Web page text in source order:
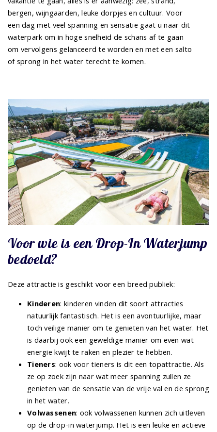
bergen, wijngaarden, leuke dorpjes en cultuur. Voor
een dag met veel spanning en sensatie gaat u naar dit
waterpark om in hoge snelheid de schans af te gaan
om vervolgens gelanceerd te worden en met een salto
of sprong in het water terecht te komen.
Voor wie is een Drop-In Waterjump
bedoeld?
Deze attractie is geschikt voor een breed publiek:
Kinderen: kinderen vinden dit soort attracties
natuurlijk fantastisch. Het is een avontuurlijke, maar
toch veilige manier om te genieten van het water. Het
is daarbij ook een geweldige manier om even wat
energie kwijt te raken en plezier te hebben.
Tieners: ook voor tieners is dit een topattractie. Als
ze op zoek zijn naar wat meer spanning zullen ze
genieten van de sensatie van de vrije val en de sprong
in het water.
Volwassenen: ook volwassenen kunnen zich uitleven
op de drop-in waterjump. Het is een leuke en actieve